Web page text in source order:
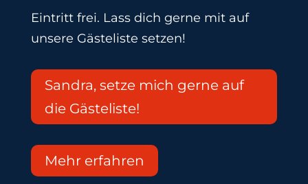
Eintritt frei. Lass dich gerne mit auf
unsere Gästeliste setzen!
Sandra, setze mich gerne auf
die Gästeliste!
Mehr erfahren